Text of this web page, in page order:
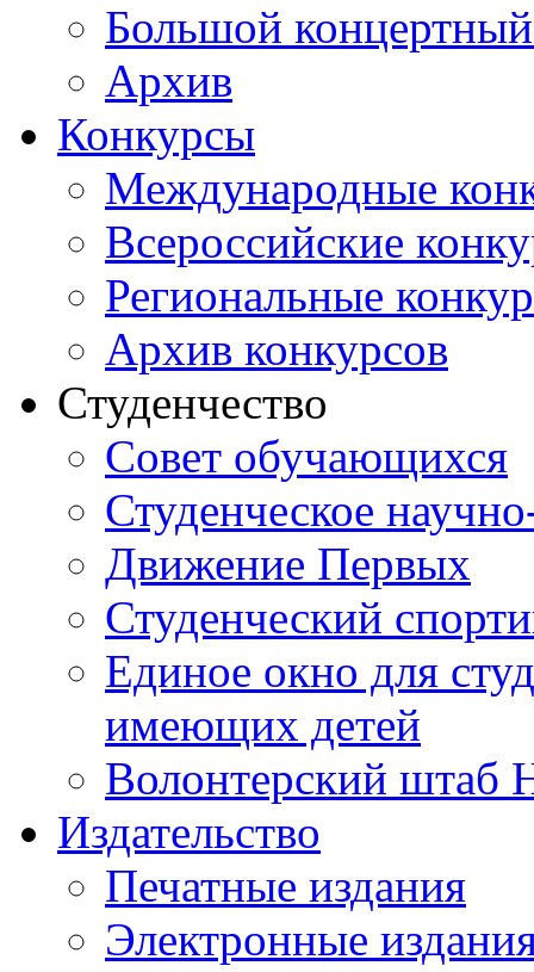
Большой концертный
Архив
Конкурсы
Международные
Всероссийские
Региональные
Архив конкурсов
Студенчество
Совет обучающихся
Студенческое
Движение Первых
Студенческий
Единое окно для
имеющих детей
Волонтерский штаб
Издательство
Печатные издания
Электронные